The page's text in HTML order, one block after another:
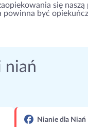
się
być
niań
Nianie dla Niań